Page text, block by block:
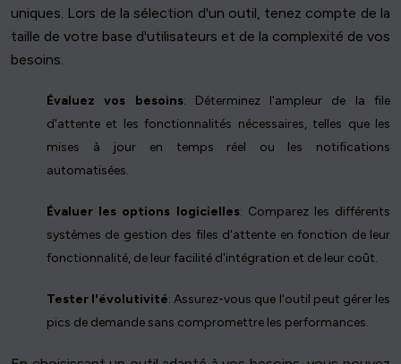
uniques. Lors de la sélection d'un outil, tenez compte de la
taille de votre base d'utilisateurs et de la complexité de vos
besoins.
Évaluez vos besoins: Déterminez l'ampleur de la file
d'attente et les fonctionnalités nécessaires, telles que les
mises à jour en temps réel ou les notifications
automatisées.
Évaluer les options logicielles: Comparez les différents
systèmes de gestion des files d'attente en fonction de leur
fonctionnalité, de leur facilité d'intégration et de leur coût.
Tester l'évolutivité: Assurez-vous que l'outil peut gérer les
pics de demande sans compromettre les performances.